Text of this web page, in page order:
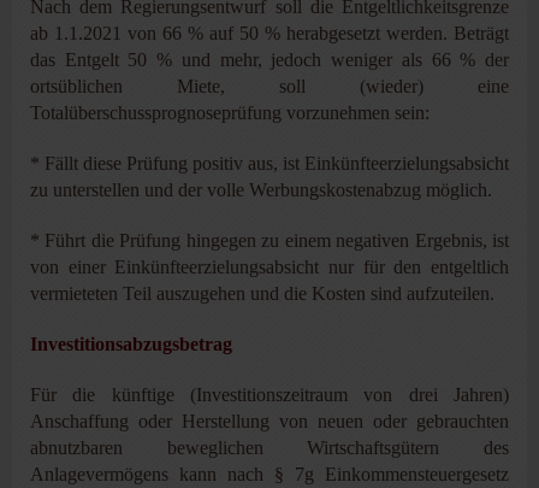
Nach dem Regierungsentwurf soll die Entgeltlichkeitsgrenze
ab 1.1.2021 von 66 % auf 50 % herabgesetzt werden. Beträgt
das Entgelt 50 % und mehr, jedoch weniger als 66 % der
ortsüblichen Miete, soll (wieder) eine
Totalüberschussprognoseprüfung vorzunehmen sein:
* Fällt diese Prüfung positiv aus, ist Einkünfteerzielungsabsicht
zu unterstellen und der volle Werbungskostenabzug möglich.
* Führt die Prüfung hingegen zu einem negativen Ergebnis, ist
von einer Einkünfteerzielungsabsicht nur für den entgeltlich
vermieteten Teil auszugehen und die Kosten sind aufzuteilen.
Investitionsabzugsbetrag
Für die künftige (Investitionszeitraum von drei Jahren)
Anschaffung oder Herstellung von neuen oder gebrauchten
abnutzbaren beweglichen Wirtschaftsgütern des
Anlagevermögens kann nach § 7g Einkommensteuergesetz